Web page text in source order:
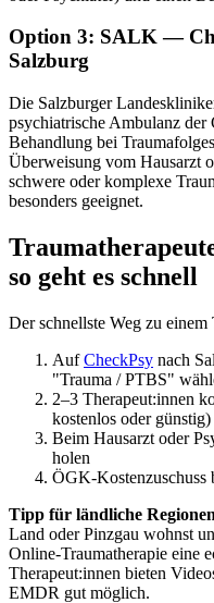
Option 3: SALK —
Salzburg
Die Salzburger
psychiatrische Ambulanz
Behandlung bei
Überweisung vom Hausarzt
schwere oder komplexe
besonders geeignet.
so geht es schnell
Der schnellste Weg zu
Auf CheckPsy nach
"Trauma / PTBS"
2–3 Therapeut:innen
kostenlos oder günstig)
Beim Hausarzt oder
holen
ÖGK-Kostenzuschuss
Tipp für ländliche
Land oder Pinzgau wohnst
Online-Traumatherapie eine
Therapeut:innen bieten
EMDR gut möglich.